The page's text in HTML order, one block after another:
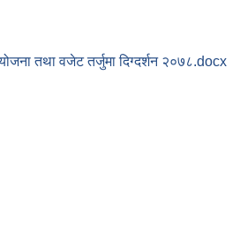
योजना तथा वजेट तर्जुमा दिग्दर्शन २०७८.docx